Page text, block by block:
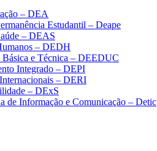
– DEA
Estudantil – Deape
– DEAS
– DEDH
e Técnica – DEEDUC
Integrado – DEPI
– DERI
– DExS
de Informação e Comunicação – Detic